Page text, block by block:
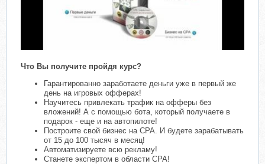
Что Вы получите пройдя курс?
Гарантированно заработаете деньги уже в первый же
день на игровых офферах!
Научитесь привлекать трафик на офферы без
вложений! А с помощью бота, который получаете в
подарок - еще и на автопилоте!
Построите свой бизнес на СРА. И будете зарабатывать
от 15 до 100 тысяч в месяц!
Автоматизируете всю рекламу!
Станете экспертом в области СРА!